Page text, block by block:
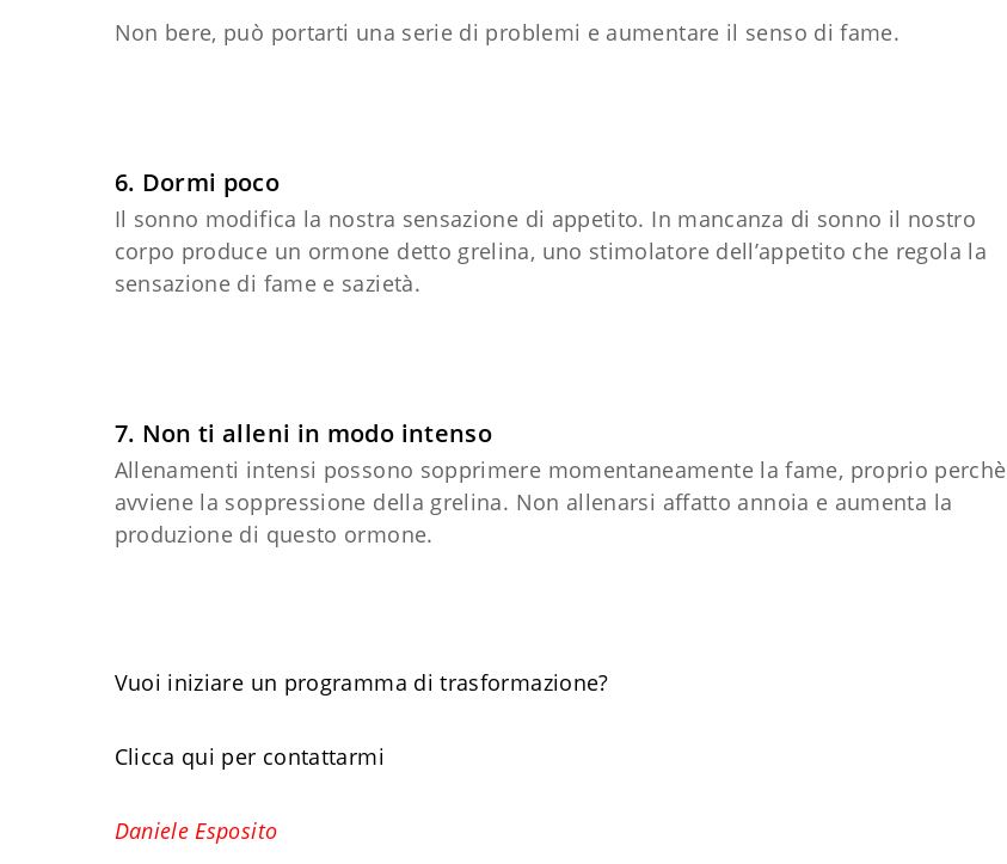
Non bere, può portarti una serie di problemi e aumentare il senso di fame.
6. Dormi poco
Il sonno modifica la nostra sensazione di appetito. In mancanza di sonno il nostro
corpo produce un ormone detto grelina, uno stimolatore dell’appetito che regola la
sensazione di fame e sazietà.
7. Non ti alleni in modo intenso
Allenamenti intensi possono sopprimere momentaneamente la fame, proprio perchè
avviene la soppressione della grelina. Non allenarsi affatto annoia e aumenta la
produzione di questo ormone.
Vuoi iniziare un programma di trasformazione?
Clicca qui per contattarmi
Daniele Esposito